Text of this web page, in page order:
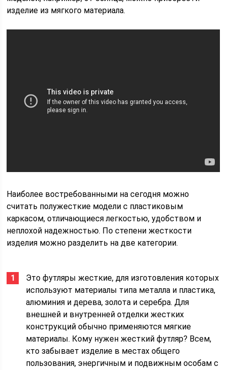
изделие из мягкого материала.
Наиболее востребованными на сегодня можно
считать полужесткие модели с пластиковым
каркасом, отличающиеся легкостью, удобством и
неплохой надежностью. По степени жесткости
изделия можно разделить на две категории.
Это футляры жесткие, для изготовления которых
используют материалы типа металла и пластика,
алюминия и дерева, золота и серебра. Для
внешней и внутренней отделки жестких
конструкций обычно применяются мягкие
материалы. Кому нужен жесткий футляр? Всем,
кто забывает изделие в местах общего
пользования, энергичным и подвижным особам с